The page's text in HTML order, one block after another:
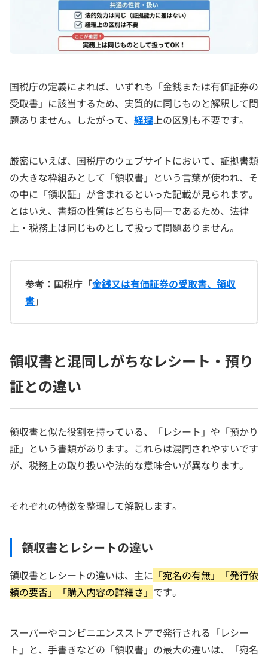
国税庁の定義によれば、いずれも「金銭または有価証券の
受取書」に該当するため、実質的に同じものと解釈して問
題ありません。したがって、 経理上の区別も不要です。
厳密にいえば、国税庁のウェブサイトにおいて、証拠書類
の大きな枠組みとして「領収書」という言葉が使われ、そ
の中に「領収証」が含まれるといった記載が見られます。
とはいえ、書類の性質はどちらも同一であるため、法律
上・税務上は同じものとして扱って問題ありません。
参考：国税庁「金銭又は有価証券の受取書、領収
書」
領収書と混同しがちなレシート・預り
証との違い
領収書と似た役割を持っている、「レシート」や「預かり
証」という書類があります。これらは混同されやすいです
が、税務上の取り扱いや法的な意味合いが異なります。
それぞれの特徴を整理して解説します。
領収書とレシートの違い
領収書とレシートの違いは、主に 「宛名の有無」「発行依
頼の要否」「購入内容の詳細さ」 です。
スーパーやコンビニエンスストアで発行される「レシー
ト」と、手書きなどの「領収書」の最大の違いは、「宛名